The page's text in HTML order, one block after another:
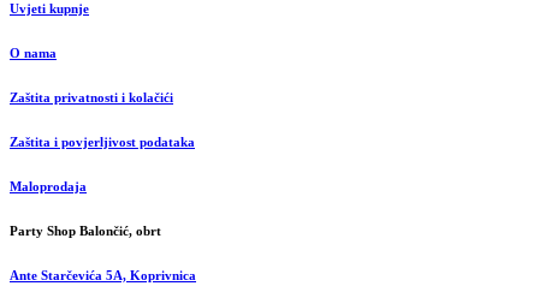
Uvjeti kupnje
O nama
Zaštita privatnosti i kolačići
Zaštita i povjerljivost podataka
Maloprodaja
Party Shop Balončić, obrt
Ante Starčevića 5A, Koprivnica